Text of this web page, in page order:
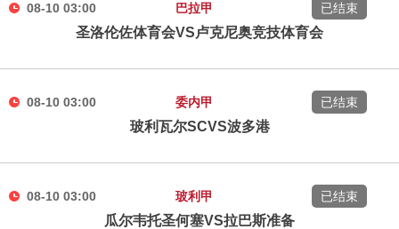
08-10 03:00 巴拉甲
圣洛伦佐体育会VS卢克尼奥竞技体育会
已结束
08-10 03:00 委内甲
玻利瓦尔SCVS波多港
已结束
08-10 03:00 玻利甲
瓜尔韦托圣何塞VS拉巴斯准备
已结束